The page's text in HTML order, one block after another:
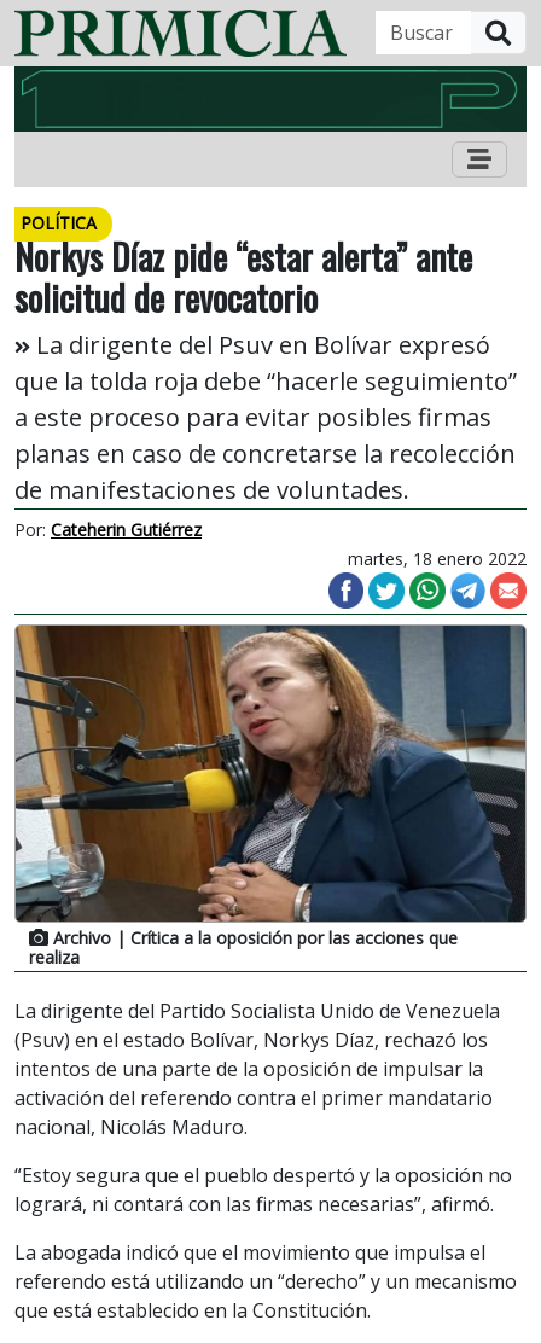
POLÍTICA
Norkys Díaz pide “estar alerta” ante
solicitud de revocatorio
La dirigente del Psuv en Bolívar expresó
que la tolda roja debe “hacerle seguimiento”
a este proceso para evitar posibles firmas
planas en caso de concretarse la recolección
de manifestaciones de voluntades.
Por: Cateherin Gutiérrez
martes, 18 enero 2022
Archivo | Crítica a la oposición por las acciones que
realiza
La dirigente del Partido Socialista Unido de Venezuela
(Psuv) en el estado Bolívar, Norkys Díaz, rechazó los
intentos de una parte de la oposición de impulsar la
activación del referendo contra el primer mandatario
nacional, Nicolás Maduro.
“Estoy segura que el pueblo despertó y la oposición no
logrará, ni contará con las firmas necesarias”, afirmó.
La abogada indicó que el movimiento que impulsa el
referendo está utilizando un “derecho” y un mecanismo
que está establecido en la Constitución.